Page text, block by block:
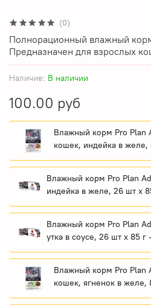
(0)
Наличие: В наличии
100.00 руб
Влажный корм Pro Plan
кошек, индейка в желе,
Влажный корм Pro Plan
индейка в желе, 26 шт x
Влажный корм Pro Plan
утка в соусе, 26 шт x 85 г -
Влажный корм Pro Plan
кошек, ягненок в желе,
Полнорационный влажный
Предназначен для взрослых